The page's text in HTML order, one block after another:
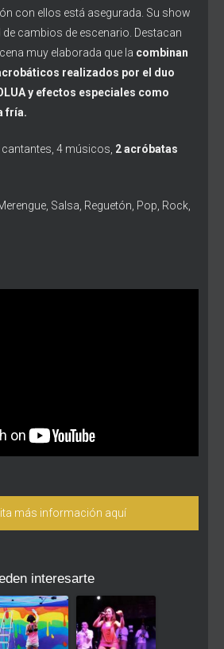
con ellos está asegurada. Su show
cambios de escenario. Destacan
muy elaborada que la combinan
realizados por el duo
y efectos especiales como
fría.
cantantes, 4 músicos, 2 acróbatas
Salsa, Reguetón, Pop, Rock,
más información aquí
interesarte